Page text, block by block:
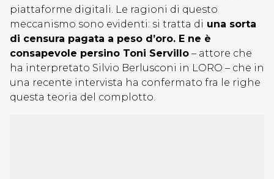
piattaforme digitali. Le ragioni di questo
meccanismo sono evidenti: si tratta di una sorta
di censura pagata a peso d’oro. E ne è
consapevole persino Toni Servillo – attore che
ha interpretato Silvio Berlusconi in LORO – che in
una recente intervista ha confermato fra le righe
questa teoria del complotto.